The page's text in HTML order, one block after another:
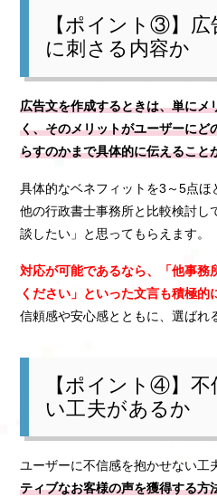
【ポイント③】
に刺さる内容か
広告文を作成するときは、単にメ
く、そのメリットがユーザーにど
らすのかまで具体的に伝えること
具体的なベネフィットを3～5点ほ
他の行政書士事務所と比較検討し
談したい」と思ってもらえます。
対応が可能であるなら、「他事務
ください」といった文言も積極的
信頼感や安心感とともに、選ばれ
【ポイント④】
い工夫があるか
ユーザーに不信感を抱かせない工
ティブなお客様の声を獲得する方